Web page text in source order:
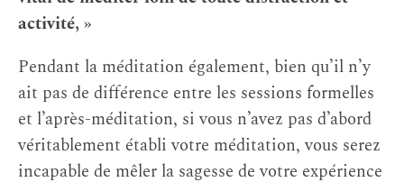
activité, »
Pendant la méditation également, bien qu’il n’y
ait pas de différence entre les sessions formelles
et l’après-méditation, si vous n’avez pas d’abord
véritablement établi votre méditation, vous serez
incapable de mêler la sagesse de votre expérience